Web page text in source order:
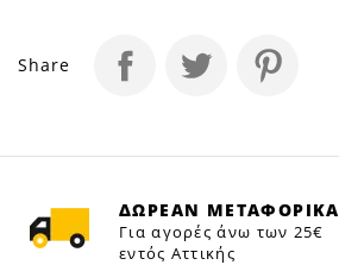
Share
ΔΩΡΕΑΝ ΜΕΤΑΦΟΡΙΚΑ
Για αγορές άνω των 25€
εντός Αττικής